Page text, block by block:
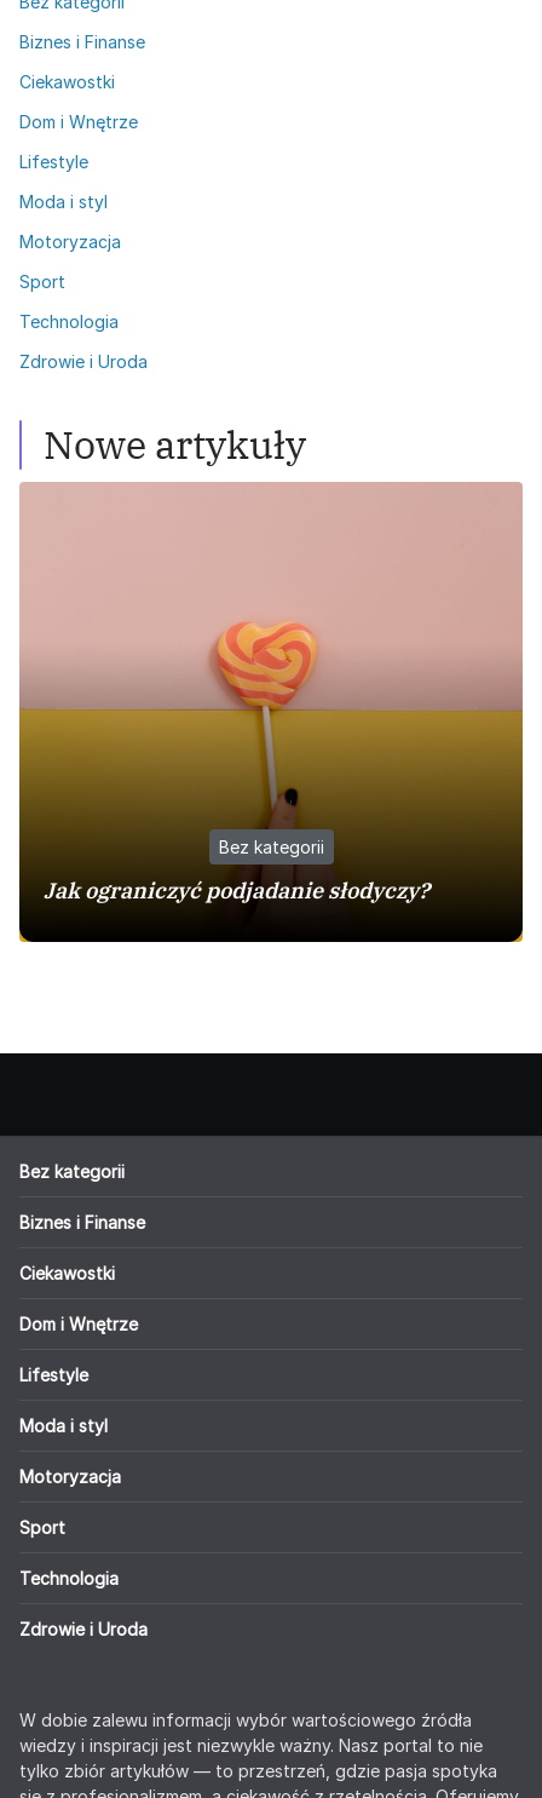
Biznes i Finanse
Ciekawostki
Dom i Wnętrze
Lifestyle
Moda i styl
Motoryzacja
Sport
Technologia
Zdrowie i Uroda
Nowe artykuły
Bez kategorii
Jak ograniczyć podjadanie słodyczy?
Bez kategorii
Biznes i Finanse
Ciekawostki
Dom i Wnętrze
Lifestyle
Moda i styl
Motoryzacja
Sport
Technologia
Zdrowie i Uroda
W dobie zalewu informacji wybór wartościowego źródła
wiedzy i inspiracji jest niezwykle ważny. Nasz portal to nie
tylko zbiór artykułów — to przestrzeń, gdzie pasja spotyka